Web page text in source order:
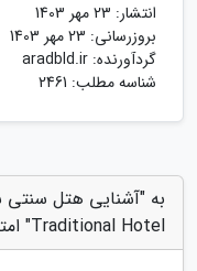
انتشار: 23 مهر 1403
بروزرسانی: 23 مهر 1403
گردآورنده: aradbld.ir
شناسه مطلب: 2461
Traditional Hotel" امتیاز دهید